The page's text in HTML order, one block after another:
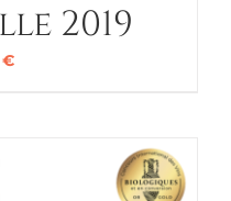
2019
€